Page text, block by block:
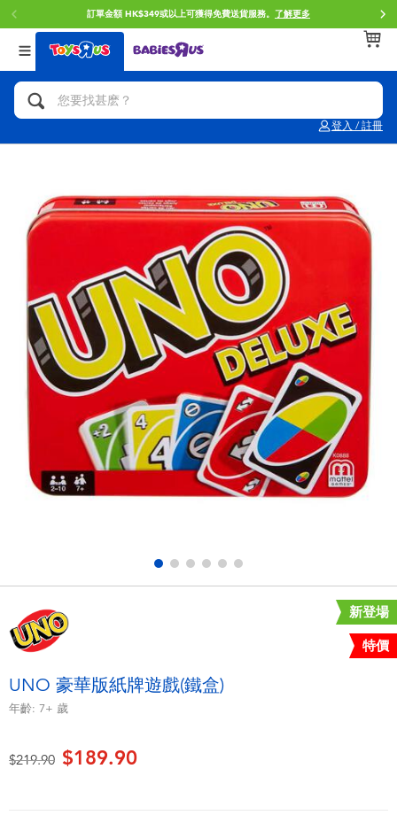
訂單金額 HK$349或以上可獲得免費送貨服務。 了解更多
登入 / 註冊
返回
分類目錄
人氣英雄,角色扮演,射擊玩具
拼砌組合及樂高LEGO
玩具車,貨車,火車及遙控系列
手工藝,文具,蠟筆,泥膠,畫板
娃娃, 芭比,收藏公仔
電子玩具
遊戲及拼圖系列
戶外及運動用品
毛毛公仔玩具
夏日用品
返回
品牌
Brunch Brother 早午餐兄弟
Spider-Man蜘蛛俠
Play-Doh培樂多
Pokemon寶可夢
playpop
LEGO樂高
返回
年齢
0~2歳
5~7歳
12~14歳
14歳以上
新登場
特價
UNO 豪華版紙牌遊戲(鐵盒)
年齡: 7+ 歲
價格從
$219.90至$189.90